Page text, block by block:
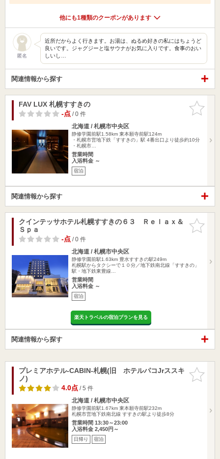
他にも1種類のクーポンがあります
匿名
近所だからよく行きます。お湯は、ぬるめ好きの私にはちょうど
良いです。ジャグジーと塩サウナがお気に入りです。食事のおい
しいし…
関連情報から探す
お気に入
りに追加
FAV LUX 札幌すすきの
-点/ 0 件
北海道 / 札幌市中央区
静修学園前駅1.58km 東本願寺前駅124m
・札幌市営地下鉄「すすきの」駅 4番出口より徒歩約10分
・札幌市…
営業時間
入浴料金 ～
宿泊
関連情報から探す
お気に入
りに追加
クインテッサホテル札幌すすきの６３ Ｒｅｌａｘ＆
Ｓｐａ
-点/ 0 件
北海道 / 札幌市中央区
静修学園前駅1.63km 豊水すすきの駅249m
札幌駅からタクシーで１０分／地下鉄南北線「すすきの」
駅・地下鉄東豊線…
営業時間
入浴料金 ～
宿泊
楽天トラベルの宿泊プランを見る
関連情報から探す
お気に入
りに追加
プレミアホテル-CABIN-札幌(旧 ホテルパコJrススキ
ノ)
4.0点/ 5 件
北海道 / 札幌市中央区
静修学園前駅1.67km 東本願寺前駅232m
札幌市営地下鉄南北線 すすきの駅より徒歩8分
営業時間 13:30～23:00
入浴料金 2,450円～
日帰り 宿泊